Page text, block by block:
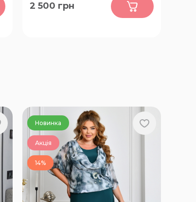
2 500 грн
Новинка
Акція
14%